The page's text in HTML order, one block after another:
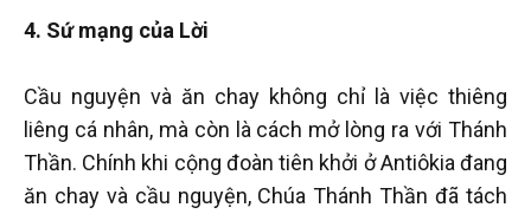
4. Sứ mạng của Lời
Cầu nguyện và ăn chay không chỉ là việc thiêng
liêng cá nhân, mà còn là cách mở lòng ra với Thánh
Thần. Chính khi cộng đoàn tiên khởi ở Antiôkia đang
ăn chay và cầu nguyện, Chúa Thánh Thần đã tách